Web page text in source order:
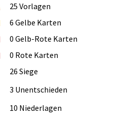
25 Vorlagen
6 Gelbe Karten
0 Gelb-Rote Karten
0 Rote Karten
26 Siege
3 Unentschieden
10 Niederlagen